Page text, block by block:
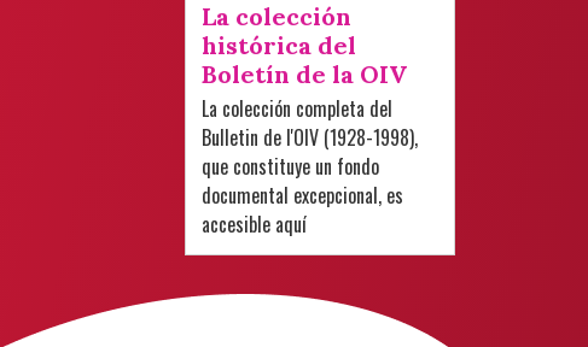
La colección
histórica del
Boletín de la OIV
La colección completa del
Bulletin de l'OIV (1928-1998),
que constituye un fondo
documental excepcional, es
accesible aquí